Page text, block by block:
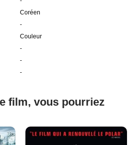
Coréen
-
Couleur
-
-
-
film, vous pourriez